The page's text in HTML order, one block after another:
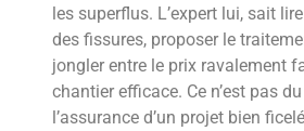
les superflus. L’expert lui, sait
des fissures, proposer le
jongler entre le prix ravalement
chantier efficace. Ce n’est pas du
l’assurance d’un projet bien